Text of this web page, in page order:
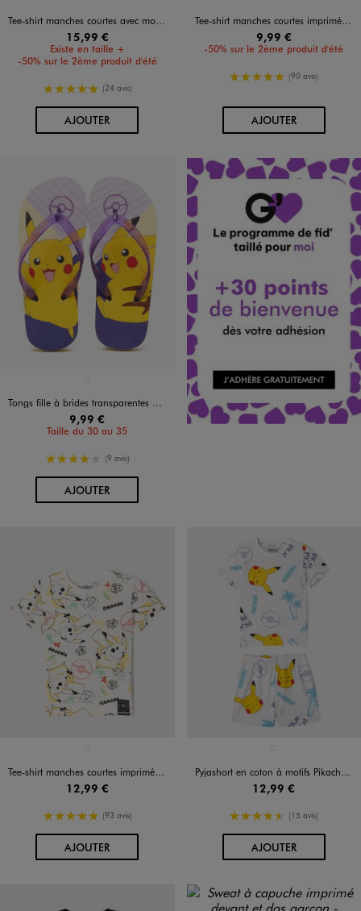
Tee-shirt manches courtes avec motif Mega Dracaufeu homme - Pokemon
15,99 €
Existe en taille +
-50% sur le 2ème produit d'été
5/5 de moyenne
(24 avis)
AJOUTERAU PANIER
Tee-shirt manches courtes imprimé garçon - Pokemon
9,99 €
-50% sur le 2ème produit d'été
5/5 de moyenne
(90 avis)
AJOUTERAU PANIER
Tongs fille à brides transparentes Pikachu - Pokemon
9,99 €
Taille du 30 au 35
4/5 de moyenne
(9 avis)
AJOUTERAU PANIER
Tee-shirt manches courtes imprimé all over garçon - Pokémon
12,99 €
5/5 de moyenne
(93 avis)
AJOUTERAU PANIER
Pyjashort en coton à motifs Pikachu garçon - Pokemon
12,99 €
4.5/5 de moyenne
(15 avis)
AJOUTERAU PANIER